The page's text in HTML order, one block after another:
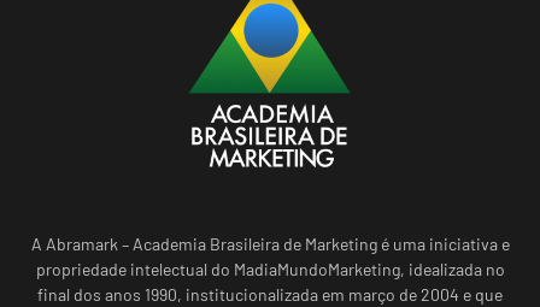
A Abramark – Academia Brasileira de Marketing é uma iniciativa e
propriedade intelectual do MadiaMundoMarketing, idealizada no
final dos anos 1990, institucionalizada em março de 2004 e que